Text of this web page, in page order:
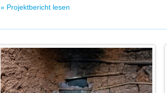
» Projektbericht lesen